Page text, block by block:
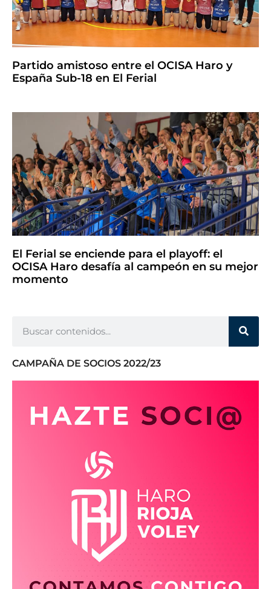
Partido amistoso entre el OCISA Haro y
España Sub-18 en El Ferial
El Ferial se enciende para el playoff: el
OCISA Haro desafía al campeón en su mejor
momento
CAMPAÑA DE SOCIOS 2022/23